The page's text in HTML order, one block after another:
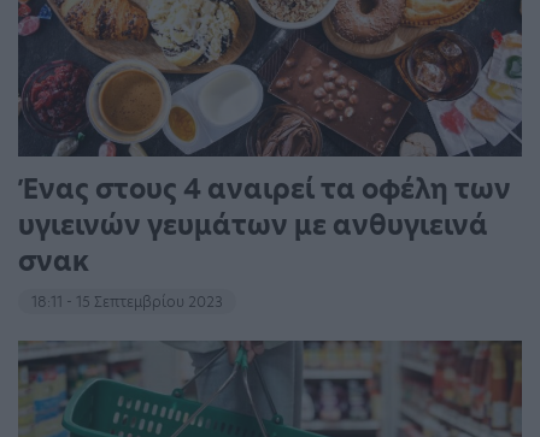
Ένας στους 4 αναιρεί τα οφέλη των
υγιεινών γευμάτων με ανθυγιεινά
σνακ
18:11 - 15 Σεπτεμβρίου 2023